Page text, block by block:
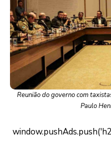
Reunião do governo com
Paulo